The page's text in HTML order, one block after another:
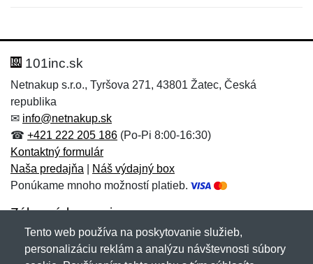
Hodnotenie:
Meno:*
E-mail:
Správa*
Meno:
E-mail:*
Správa*
101inc.sk
Netnakup s.r.o., Tyršova 271, 43801 Žatec, Česká
republika
✉ info@netnakup.sk
☎ +421 222 205 186 (Po-Pi 8:00-16:30)
Kontaktný formulár
Naša predajňa
Náš výdajný box
Ponúkame mnoho možností platieb.
Zákaznícky servis
Novinky emailom
Tento web používa na poskytovanie služieb,
personalizáciu reklám a analýzu návštevnosti súbory